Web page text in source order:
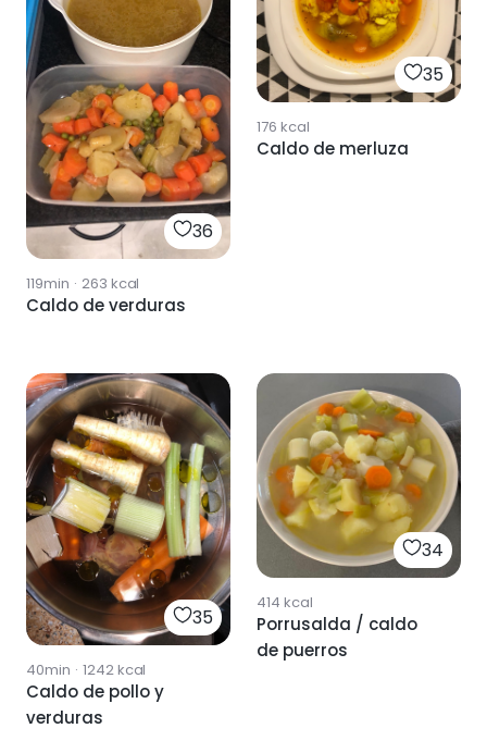
36
119min · 263 kcal
Caldo de verduras
35
176 kcal
Caldo de merluza
35
40min · 1242kcal
Caldo de pollo y
verduras
34
414 kcal
Porrusalda / caldo
de puerros